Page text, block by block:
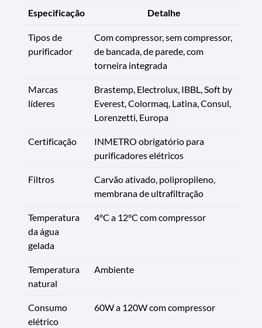
Especificação Detalhe
Tipos de
purificador
Com compressor, sem compressor,
de bancada, de parede, com
torneira integrada
Marcas
líderes
Brastemp, Electrolux, IBBL, Soft by
Everest, Colormaq, Latina, Consul,
Lorenzetti, Europa
Certificação
INMETRO obrigatório para
purificadores elétricos
Filtros
Carvão ativado, polipropileno,
membrana de ultrafiltração
Temperatura
da água
gelada
4°C a 12°C com compressor
Temperatura
natural
Ambiente
Consumo
elétrico
60W a 120W com compressor